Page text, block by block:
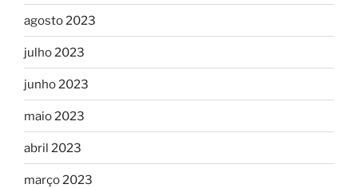
agosto 2023
julho 2023
junho 2023
maio 2023
abril 2023
março 2023